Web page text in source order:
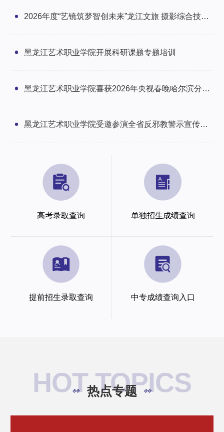
2026年度“艺镜筑梦智创未来”龙江文旅 摄影综合技能
培训班圆满举办
黑龙江艺术职业学院开展科研课题专题培训
黑龙江艺术职业学院喜获2026年央视春晚哈尔滨分会
场感谢信
黑龙江艺术职业学院受邀参演全省反邪教警示宣传文
高考录取查询 单独招生成绩查询
提前招生录取查询 中专成绩查询入口
HOT TOPICS
热点专题